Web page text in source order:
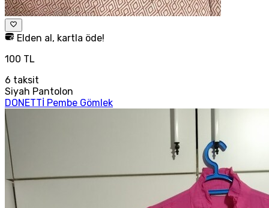
Elden al, kartla öde!
100 TL
6 taksit
Siyah Pantolon
DONETTİ Pembe Gömlek